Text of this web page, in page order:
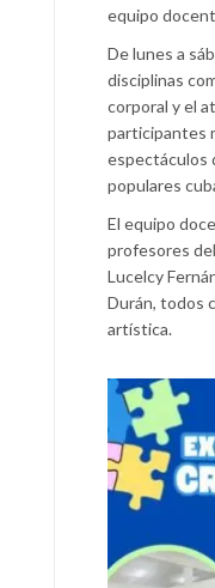
equipo
De lunes a
disciplinas
corporal y el
participantes
espectáculos
populares
El equipo
profesores
Lucelcy
Durán, todos
artística.